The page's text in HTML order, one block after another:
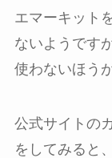
エマーキット
ないようです
使わないほう
公式サイトの
をしてみると